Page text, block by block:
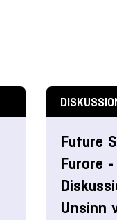
Future
Furore
Unsinn